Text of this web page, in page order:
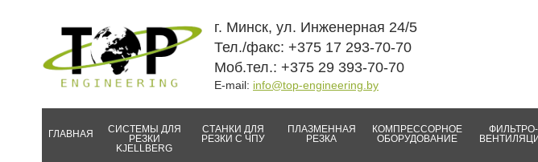
г. Минск, ул. Инженерная 24/5
Тел./факс: +375 17 293-70-70
Моб.тел.: +375 29 393-70-70
E-mail: info@top-engineering.by
ГЛАВНАЯ
СИСТЕМЫ ДЛЯ
РЕЗКИ
KJELLBERG
СТАНКИ ДЛЯ
РЕЗКИ С ЧПУ
ПЛАЗМЕННАЯ
РЕЗКА
КОМПРЕССОРНОЕ
ОБОРУДОВАНИЕ
ФИЛЬТРО-